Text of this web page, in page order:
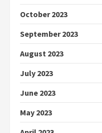
October 2023
September 2023
August 2023
July 2023
June 2023
May 2023